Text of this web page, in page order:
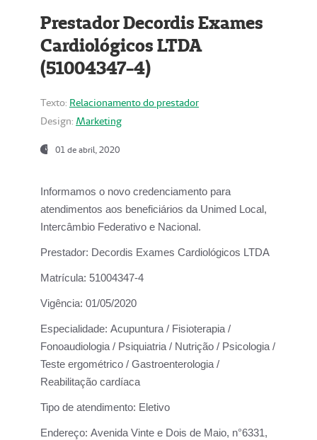
Prestador Decordis Exames
Cardiológicos LTDA
(51004347-4)
Texto: Relacionamento do prestador
Design: Marketing
01 de abril, 2020
Informamos o novo credenciamento para
atendimentos aos beneficiários da Unimed Local,
Intercâmbio Federativo e Nacional.
Prestador: Decordis Exames Cardiológicos LTDA
Matrícula: 51004347-4
Vigência: 01/05/2020
Especialidade: Acupuntura / Fisioterapia /
Fonoaudiologia / Psiquiatria / Nutrição / Psicologia /
Teste ergométrico / Gastroenterologia /
Reabilitação cardíaca
Tipo de atendimento: Eletivo
Endereço: Avenida Vinte e Dois de Maio, n°6331,